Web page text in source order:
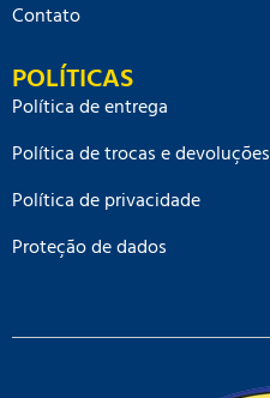
Contato
POLÍTICAS
Política de entrega
Política de trocas e devoluções
Política de privacidade
Proteção de dados